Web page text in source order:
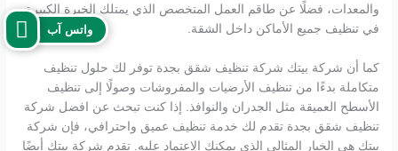
والمعدات، فضلًا عن طاقم العمل المتخصص الذي يمتلك الخبرة الكبيرة
في تنظيف جميع الأماكن داخل الشقة.
كما أن شركة بيتك شركة تنظيف شقق بجدة توفر لك حلول تنظيف
متكاملة بدءًا من تنظيف الأرضيات والمفروشات وصولًا إلى تنظيف
الأسطح العميقة مثل الجدران والنوافذ. إذا كنت تبحث عن افضل شركة
تنظيف شقق بجدة تقدم لك خدمة تنظيف عميق واحترافي، فإن شركة
بيتك هي الخيار المثالي الذي يمكنك الاعتماد عليه. تقدم شركة بيتك أيضًا
واتس آب